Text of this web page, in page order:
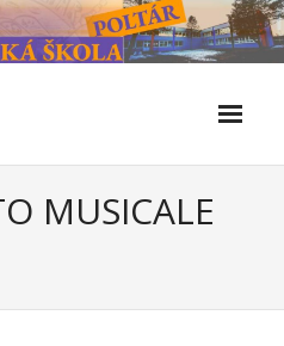
MUSICALE